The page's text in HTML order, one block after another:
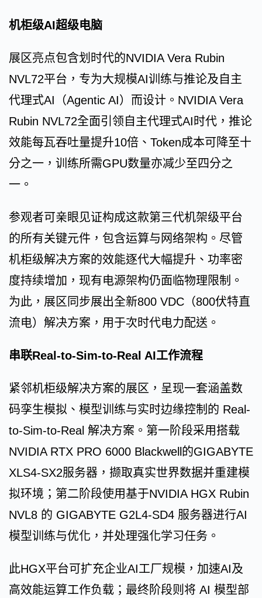
机柜级AI超级电脑
展区亮点包含划时代的NVIDIA Vera Rubin
NVL72平台，专为大规模AI训练与推论及自主
代理式AI（Agentic AI）而设计。NVIDIA Vera
Rubin NVL72全面引领自主代理式AI时代，推论
效能每瓦吞吐量提升10倍、Token成本可降至十
分之一，训练所需GPU数量亦减少至四分之
一。
参观者可亲眼见证构成这款第三代机架级平台
的所有关键元件，包含运算与网络架构。尽管
机柜级解决方案的效能逐代大幅提升、功率密
度持续增加，现有电源架构仍面临物理限制。
为此，展区同步展出全新800 VDC（800伏特直
流电）解决方案，用于次时代电力配送。
串联Real-to-Sim-to-Real AI工作流程
紧邻机柜级解决方案的展区，呈现一套涵盖数
码孪生模拟、模型训练与实时边缘控制的 Real-
to-Sim-to-Real 解决方案。第一阶段采用搭载
NVIDIA RTX PRO 6000 Blackwell的GIGABYTE
XLS4-SX2服务器，撷取真实世界数据并重建模
拟环境；第二阶段使用基于NVIDIA HGX Rubin
NVL8 的 GIGABYTE G2L4-SD4 服务器进行AI
模型训练与优化，并处理强化学习任务。
此HGX平台可扩充企业AI工厂规模，加速AI及
高效能运算工作负载；最终阶段则将 AI 模型部